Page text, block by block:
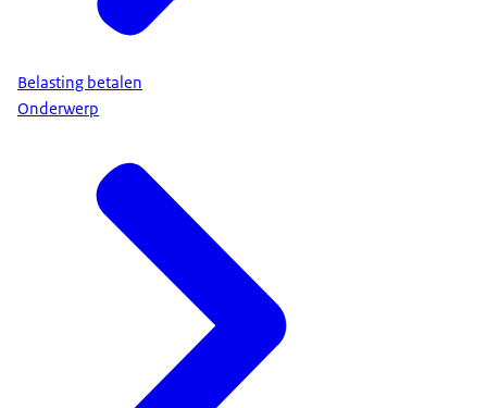
Belasting betalen
Onderwerp